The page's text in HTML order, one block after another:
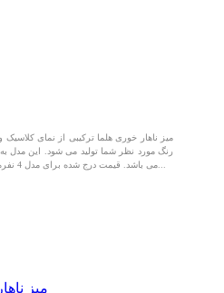
میز ناهار خوری هلما ترکیبی از نمای کلاسیک